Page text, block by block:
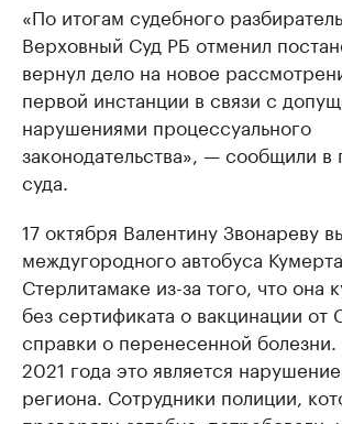
«По итогам судебного
Верховный Суд РБ отменил
вернул дело на новое
первой инстанции в связи с
нарушениями процессуального
законодательства», — сообщили
суда.
17 октября Валентину Звонареву
междугородного автобуса
Стерлитамаке из-за того, что она
без сертификата о вакцинации от
справки о перенесенной
2021 года это является
региона. Сотрудники полиции,